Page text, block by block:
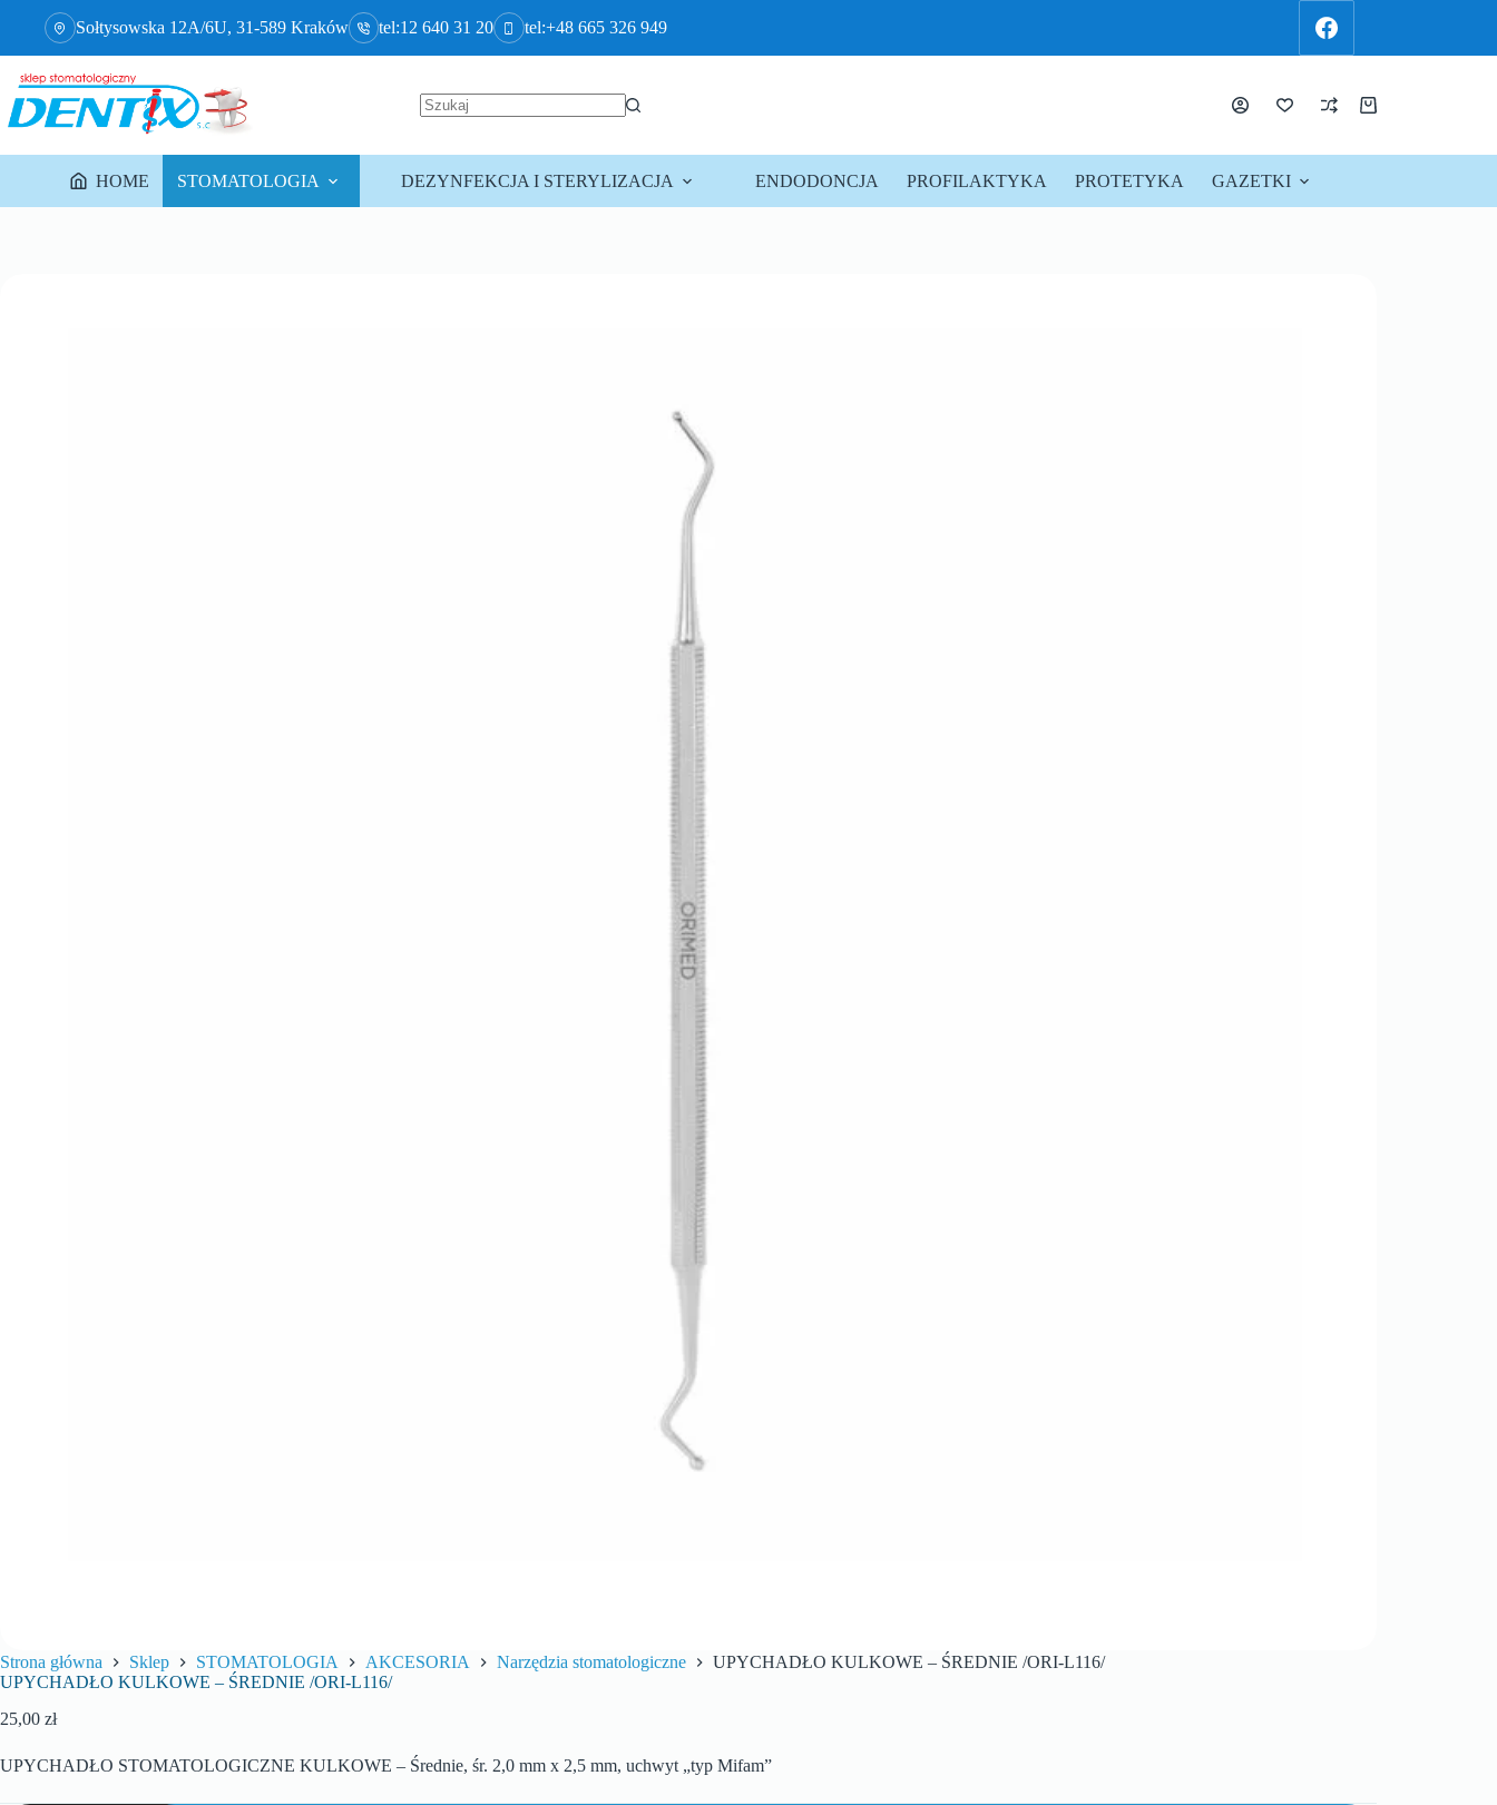
Sołtysowska 12A/6U, 31-589 Kraków tel:12 640 31 20 tel:+48 665 326 949
HOME STOMATOLOGIA DEZYNFEKCJA I STERYLIZACJA ENDODONCJA PROFILAKTYKA PROTETYKA GAZETKI
Strona główna Sklep STOMATOLOGIA AKCESORIA Narzędzia stomatologiczne
UPYCHADŁO KULKOWE – ŚREDNIE /ORI-L116/
UPYCHADŁO KULKOWE – ŚREDNIE /ORI-L116/
25,00 zł
UPYCHADŁO STOMATOLOGICZNE KULKOWE – Średnie, śr. 2,0 mm x 2,5 mm, uchwyt „typ Mifam”